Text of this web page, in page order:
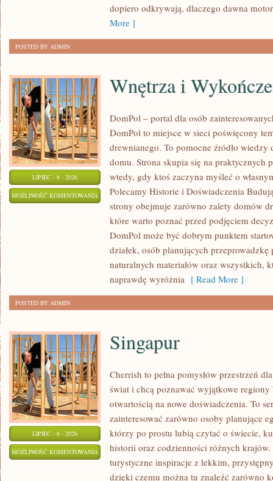
dopiero odkrywają, dlaczego dawna
More ]
POSTED BY ADMIN
LIPIEC - 8 - 2026
MOŻLIWOŚĆ KOMENTOWANIA WNĘTRZA
WYKOŃCZENIA
Wnętrza i
DomPol – portal dla osób
DomPol to miejsce w sieci poświęcony
drewnianego. To pomocne źródło
domu. Strona skupia się na praktycznych
wtedy, gdy ktoś zaczyna myśleć o
Polecamy Historie i Doświadczenia
strony obejmuje zarówno zalety domów
które warto poznać przed podjęciem
DomPol może być dobrym punktem
działek, osób planujących
naturalnych materiałów oraz wszystkich,
naprawdę wyróżnia [ Read More ]
POSTED BY ADMIN
LIPIEC - 6 - 2026
MOŻLIWOŚĆ KOMENTOWANIA SINGAPUR
Singapur
Cherrish to pełna pomysłów przestrzeń
świat i chcą poznawać wyjątkowe
otwartością na nowe doświadczenia. To
zainteresować zarówno osoby planujące
którzy po prostu lubią czytać o świecie,
historii oraz codzienności różnych krajów.
turystyczne inspiracje z lekkim,
dzięki czemu można tu znaleźć zarówno